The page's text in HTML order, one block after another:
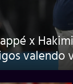
x
valendo